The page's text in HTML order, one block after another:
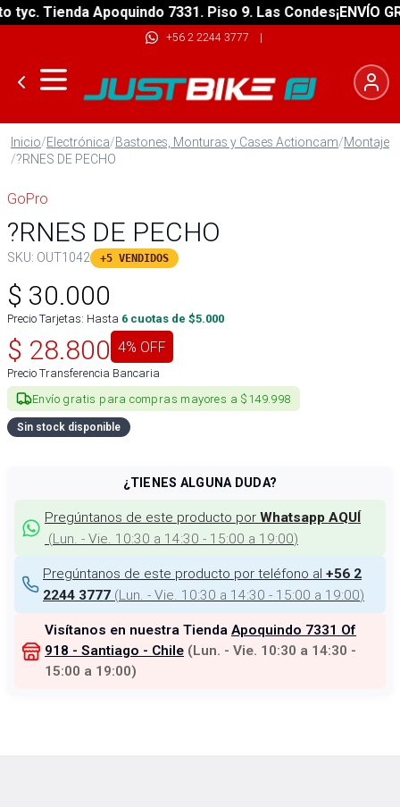
Tienda Apoquindo 7331. Piso 9. Las Condes¡ENVÍO
+56 2 2244 3777 |
Inicio/Electrónica/Bastones, Monturas y Cases Actioncam/Montaje
/?RNES DE PECHO
GoPro
?RNES DE PECHO
SKU: OUT1042 +5 VENDIDOS
$ 30.000
Precio Tarjetas: Hasta 6 cuotas de $5.000
$ 28.800 4% OFF
Precio Transferencia Bancaria
Envío gratis para compras mayores a $149.998
Sin stock disponible
¿TIENES ALGUNA DUDA?
Pregúntanos de este producto por Whatsapp AQUÍ
(Lun. - Vie. 10:30 a 14:30 - 15:00 a 19:00)
Pregúntanos de este producto por teléfono al +56 2
2244 3777 (Lun. - Vie. 10:30 a 14:30 - 15:00 a 19:00)
Visítanos en nuestra Tienda Apoquindo 7331 Of
918 - Santiago - Chile (Lun. - Vie. 10:30 a 14:30 -
15:00 a 19:00)